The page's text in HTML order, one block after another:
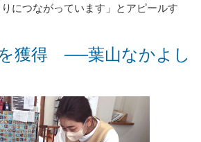
につながっています」とアピールす
獲得 ──葉山なかよし